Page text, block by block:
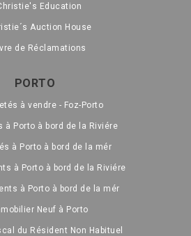
Education
Auction House
de Réclamations
PORTO
à vendre - Foz-Porto
à Porto à bord de la Riviére
à Porto à bord de la mér
à Porto à bord de la Riviére
à Porto à bord de la mér
Neuf à Porto
du Résident Non Habituel